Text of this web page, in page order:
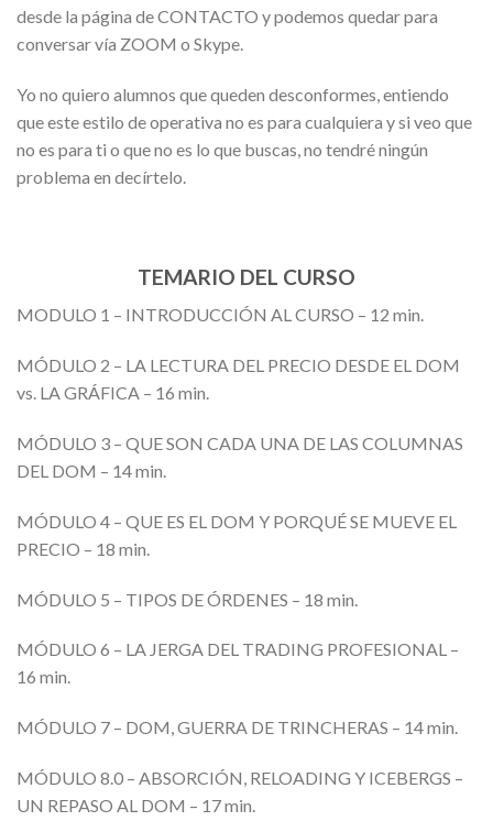
desde la página de CONTACTO y podemos quedar para
conversar vía ZOOM o Skype.
Yo no quiero alumnos que queden desconformes, entiendo
que este estilo de operativa no es para cualquiera y si veo que
no es para ti o que no es lo que buscas, no tendré ningún
problema en decírtelo.
TEMARIO DEL CURSO
MODULO 1 – INTRODUCCIÓN AL CURSO – 12 min.
MÓDULO 2 – LA LECTURA DEL PRECIO DESDE EL DOM
vs. LA GRÁFICA – 16 min.
MÓDULO 3 – QUE SON CADA UNA DE LAS COLUMNAS
DEL DOM – 14 min.
MÓDULO 4 – QUE ES EL DOM Y PORQUÉ SE MUEVE EL
PRECIO – 18 min.
MÓDULO 5 – TIPOS DE ÓRDENES – 18 min.
MÓDULO 6 – LA JERGA DEL TRADING PROFESIONAL –
16 min.
MÓDULO 7 – DOM, GUERRA DE TRINCHERAS – 14 min.
MÓDULO 8.0 – ABSORCIÓN, RELOADING Y ICEBERGS –
UN REPASO AL DOM – 17 min.